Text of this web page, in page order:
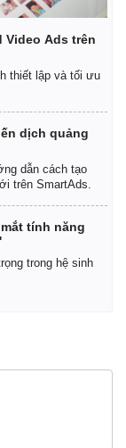
Video Ads trên
thiết lập và tối ưu
dịch quảng
dẫn cách tạo
trên SmartAds.
tính năng
trong hệ sinh